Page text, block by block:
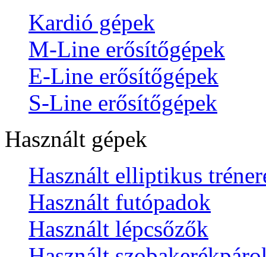
Kardió gépek
M-Line erősítőgépek
E-Line erősítőgépek
S-Line erősítőgépek
Használt gépek
Használt elliptikus
Használt futópadok
Használt lépcsőzők